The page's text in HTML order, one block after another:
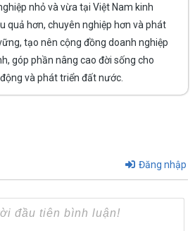
nhỏ và vừa tại Việt Nam kinh
quả hơn, chuyên nghiệp hơn và phát
tạo nên cộng đồng doanh nghiệp
góp phần nâng cao đời sống cho
và phát triển đất nước.
Đăng nhập